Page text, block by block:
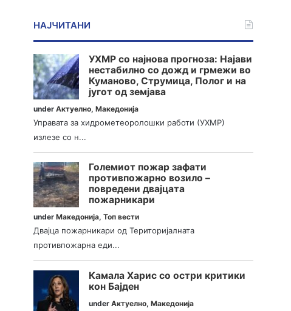
НАЈЧИТАНИ
УХМР со најнова прогноза: Најави
нестабилно со дожд и грмежи во
Куманово, Струмица, Полог и на
југот од земјава
underАктуелно,Македонија
Управата за хидрометеоролошки работи (УХМР)
излезе со н...
Големиот пожар зафати
противпожарно возило –
повредени двајцата
пожарникари
underМакедонија,Топ вести
Двајца пожарникари од Територијалната
противпожарна еди...
Камала Харис со остри критики
кон Бајден
underАктуелно,Македонија